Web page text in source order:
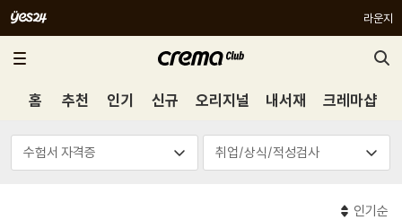
라운지
홈 추천 인기 신규 오리지널 내서재 크레마샵
인기순